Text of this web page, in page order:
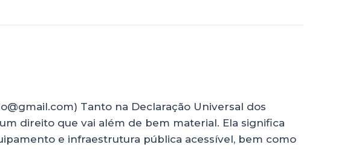
Tanto na Declaração Universal dos
direito que vai além de bem material. Ela significa
e infraestrutura pública acessível, bem como